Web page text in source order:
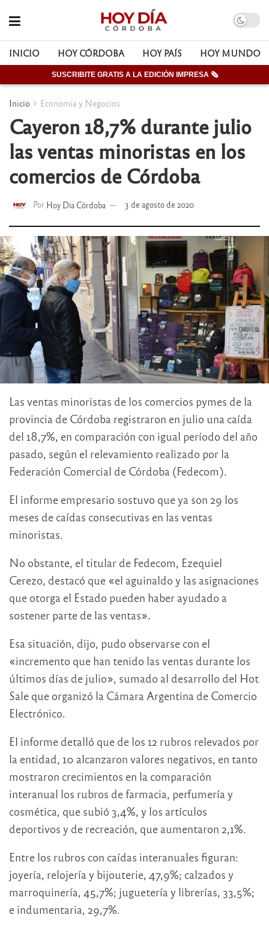
INICIO HOY CÓRDOBA HOY PAÍS HOY MUNDO
SUSCRIBITE GRATIS A LA EDICIÓN IMPRESA 🗞
Inicio Economía y Negocios
Cayeron 18,7% durante julio
las ventas minoristas en los
comercios de Córdoba
Por Hoy Dia Córdoba 3 de agosto de 2020
Las ventas minoristas de los comercios pymes de la
provincia de Córdoba registraron en julio una caída
del 18,7%, en comparación con igual período del año
pasado, según el relevamiento realizado por la
Federación Comercial de Córdoba (Fedecom).
El informe empresario sostuvo que ya son 29 los
meses de caídas consecutivas en las ventas
minoristas.
No obstante, el titular de Fedecom, Ezequiel
Cerezo, destacó que «el aguinaldo y las asignaciones
que otorga el Estado pueden haber ayudado a
sostener parte de las ventas».
Esa situación, dijo, pudo observarse con el
«incremento que han tenido las ventas durante los
últimos días de julio», sumado al desarrollo del Hot
Sale que organizó la Cámara Argentina de Comercio
Electrónico.
El informe detalló que de los 12 rubros relevados por
la entidad, 10 alcanzaron valores negativos, en tanto
mostraron crecimientos en la comparación
interanual los rubros de farmacia, perfumería y
cosmética, que subió 3,4%, y los artículos
deportivos y de recreación, que aumentaron 2,1%.
Entre los rubros con caídas interanuales figuran:
joyería, relojería y bijouterie, 47,9%; calzados y
marroquinería, 45,7%; juguetería y librerías, 33,5%;
e indumentaria, 29,7%.